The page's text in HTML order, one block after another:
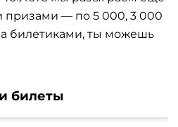
призами — по 5 000, 3 000
билетиками, ты можешь
билеты